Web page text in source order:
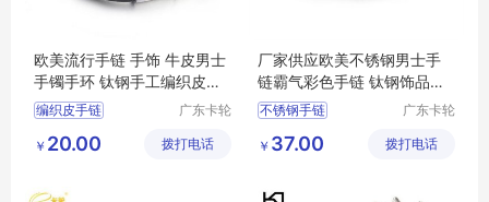
欧美流行手链 手饰 牛皮男士
手镯手环 钛钢手工编织皮手
链
编织皮手链
流行手链 牛皮手镯
广东卡轮
公司
￥ 20.00 拨打电话
厂家供应欧美不锈钢男士手
链霸气彩色手链 钛钢饰品批
发
不锈钢手链
钛钢饰品
男士手链
广东卡轮
公司
￥ 37.00 拨打电话